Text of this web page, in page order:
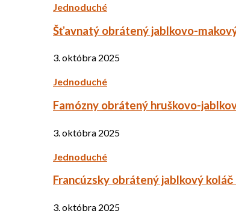
Jednoduché
Šťavnatý obrátený jablkovo-
3. októbra 2025
Jednoduché
Famózny obrátený hruškovo-
3. októbra 2025
Jednoduché
Francúzsky obrátený jablkový
3. októbra 2025